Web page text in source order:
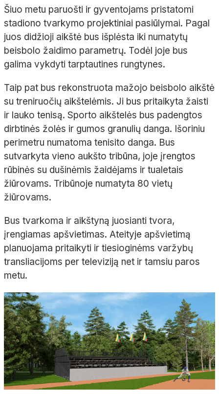
Šiuo metu paruošti ir gyventojams pristatomi
stadiono tvarkymo projektiniai pasiūlymai. Pagal
juos didžioji aikštė bus išplėsta iki numatytų
beisbolo žaidimo parametrų. Todėl joje bus
galima vykdyti tarptautines rungtynes.
Taip pat bus rekonstruota mažojo beisbolo aikštė
su treniruočių aikštelėmis. Ji bus pritaikyta žaisti
ir lauko tenisą. Sporto aikštelės bus padengtos
dirbtinės žolės ir gumos granulių danga. Išoriniu
perimetru numatoma tenisito danga. Bus
sutvarkyta vieno aukšto tribūna, joje įrengtos
rūbinės su dušinėmis žaidėjams ir tualetais
žiūrovams. Tribūnoje numatyta 80 vietų
žiūrovams.
Bus tvarkoma ir aikštyną juosianti tvora,
įrengiamas apšvietimas. Ateityje apšvietimą
planuojama pritaikyti ir tiesioginėms varžybų
transliacijoms per televiziją net ir tamsiu paros
metu.